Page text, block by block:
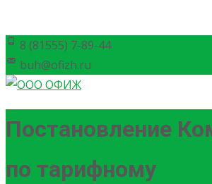
8 (81555) 7-89-44
buh@ofizh.ru
Постановление
по тарифному